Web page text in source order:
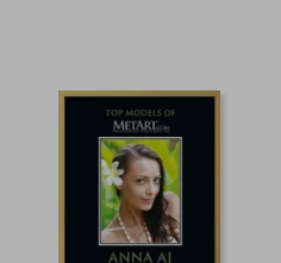
50%
dcto.